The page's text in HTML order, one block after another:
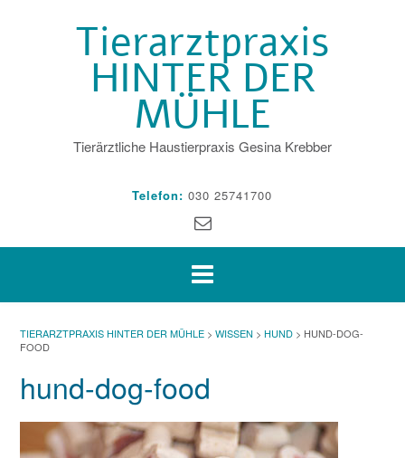
Tierarztpraxis
HINTER DER
MÜHLE
Tierärztliche Haustierpraxis Gesina Krebber
Telefon: 030 25741700
TIERARZTPRAXIS HINTER DER MÜHLE > WISSEN > HUND > HUND-DOG-
FOOD
hund-dog-food